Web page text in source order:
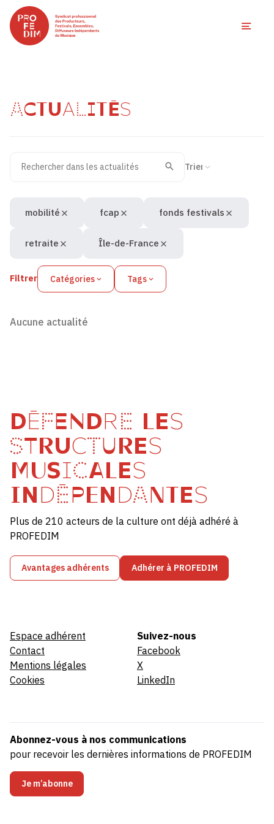
ACTUALITÉS
Recherche
Valider
Filtrer Catégories Tags
mobilité fcap fonds festivals
retraite Île-de-France
Aucune actualité
DÉFENDRE LES
STRUCTURES
MUSICALES
INDÉPENDANTES
Plus de 210 acteurs de la culture ont déjà adhéré à
PROFEDIM
Avantages adhérents Adhérer à PROFEDIM
Espace adhérent
Contact
Mentions légales
Cookies
Suivez-nous
Facebook
X
LinkedIn
Abonnez-vous à nos communications
pour recevoir les dernières informations de PROFEDIM
Je m’abonne